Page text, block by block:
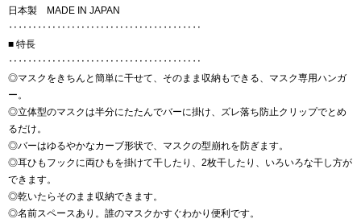
日本製 MADE IN JAPAN
‥‥‥‥‥‥‥‥‥‥‥‥‥‥‥‥‥‥‥‥
■ 特長
‥‥‥‥‥‥‥‥‥‥‥‥‥‥‥‥‥‥‥‥
◎マスクをきちんと簡単に干せて、そのまま収納もできる、マスク専用ハンガ
ー。
◎立体型のマスクは半分にたたんでバーに掛け、ズレ落ち防止クリップでとめ
るだけ。
◎バーはゆるやかなカーブ形状で、マスクの型崩れを防ぎます。
◎耳ひもフックに両ひもを掛けて干したり、2枚干したり、いろいろな干し方が
できます。
◎乾いたらそのまま収納できます。
◎名前スペースあり。誰のマスクかすぐわかり便利です。